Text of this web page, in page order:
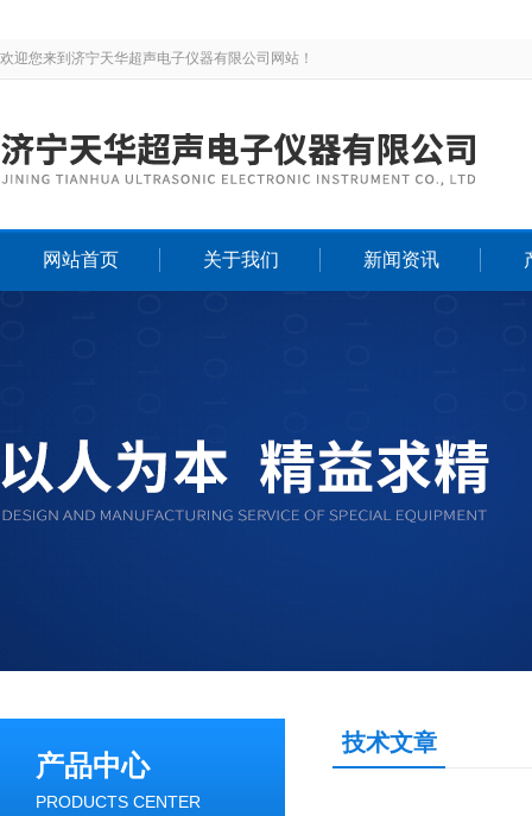
欢迎您来到济宁天华超声电子仪器有限公司网站！
网站首页 关于我们 新闻资讯
产品中心
PRODUCTS CENTER
技术文章